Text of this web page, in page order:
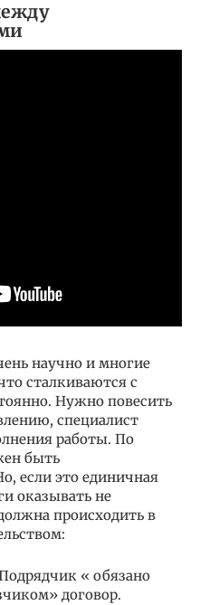
научно и многие
сталкиваются с
Нужно повесить
специалист
работы. По
быть
если это единичная
оказывать не
происходить в
« обязано
договор.